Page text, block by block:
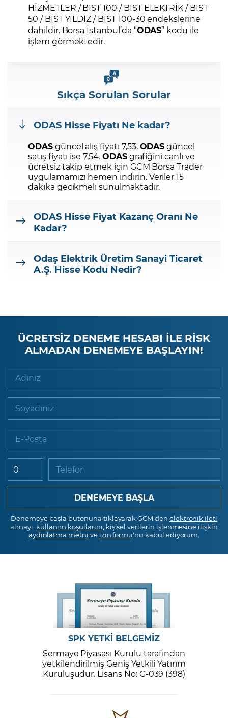
HİZMETLER / BIST 100 / BIST ELEKTRİK / BIST
50 / BIST YILDIZ / BIST 100-30 endekslerine
dahildir. Borsa İstanbul’da “ODAS” kodu ile
işlem görmektedir.
Sıkça Sorulan Sorular
ODAS Hisse Fiyatı Ne kadar?
ODASgüncel alış fiyatı 7,53.ODASgüncel
satış fiyatı ise 7,54.ODASgrafiğini canlı ve
ücretsiz takip etmek için GCM Borsa Trader
uygulamamızı hemen indirin.Veriler 15
dakika gecikmeli sunulmaktadır.
ODAS Hisse Fiyat Kazanç Oranı Ne
Kadar?
Odaş Elektrik Üretim Sanayi Ticaret
A.Ş. Hisse Kodu Nedir?
ÜCRETSİZ DENEME HESABI İLE RİSK
ALMADAN DENEMEYE BAŞLAYIN!
Adınız
Soyadınız
E-Posta
Telefon
Denemeye başla butonuna tıklayarak GCM'den elektronik ileti
almayı, kullanım koşullarını , kişisel verilerin işlenmesine ilişkin
aydınlatma metni ve izin formu'nu kabul ediyorum.
SPK YETKİ BELGEMİZ
Sermaye Piyasası Kurulu tarafından
yetkilendirilmiş Geniş Yetkili Yatırım
Kuruluşudur. Lisans No: G-039 (398)